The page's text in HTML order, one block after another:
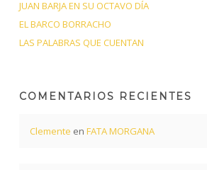
JUAN BARJA EN SU OCTAVO DÍA
EL BARCO BORRACHO
LAS PALABRAS QUE CUENTAN
COMENTARIOS RECIENTES
Clemente en FATA MORGANA